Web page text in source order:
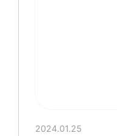
2024.01.25